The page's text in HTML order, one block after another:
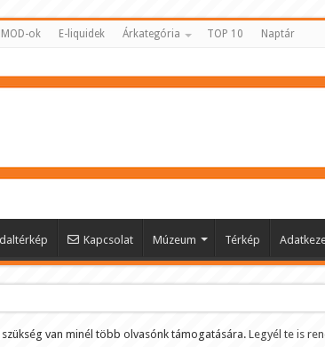
MOD-ok E-liquidek Árkategória TOP 10 Naptár
Kapcsolat Múzeum Térkép
van minél több olvasónk támogatására.Legyél te is